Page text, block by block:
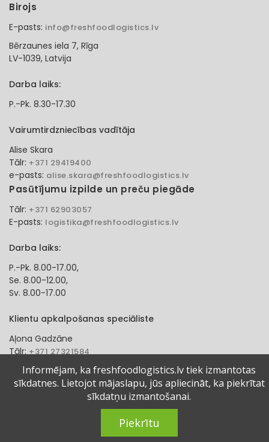
Birojs
E-pasts: info@freshfoodlogistics.lv
Bērzaunes iela 7, Rīga
LV-1039, Latvija
Darba laiks:
P.-Pk. 8.30-17.30
Vairumtirdzniecības vadītāja
Alise Skara
Tālr: +371 29419400
e-pasts: alise.skara@freshfoodlogistics.lv
Pasūtījumu izpilde un preču piegāde
Tālr: +371 62903057
E-pasts: logistika@freshfoodlogistics.lv
Darba laiks:
P.-Pk. 8.00-17.00,
Se. 8.00-12.00,
Sv. 8.00-17.00
Klientu apkalpošanas speciāliste
Aļona Gadzāne
Tālr:+371 27321584
e-pasts: alona.gadzane@freshfoodlogistics.lv
© 2024 Fresh Food Logistics SIA. Visas tiesības aizsargātas.
Informējam, ka freshfoodlogistics.lv tiek izmantotas
sīkdatnes. Lietojot mājaslapu, jūs apliecināt, ka piekrītat
sīkdatņu izmantošanai.
Piekrītu